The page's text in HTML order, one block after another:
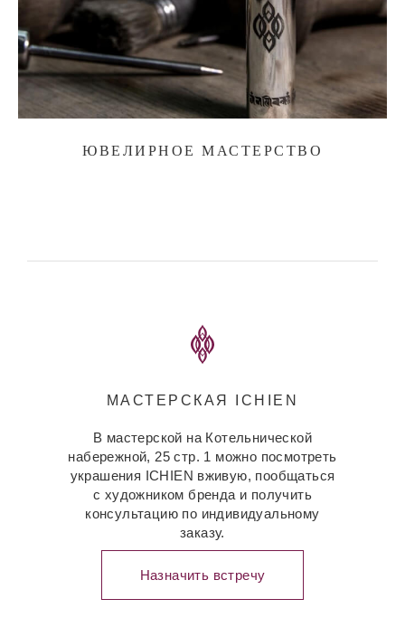
ЮВЕЛИРНОЕ МАСТЕРСТВО
МАСТЕРСКАЯ ICHIEN
В мастерской на Котельнической
набережной, 25 стр. 1 можно посмотреть
украшения ICHIEN вживую, пообщаться
с художником бренда и получить
консультацию по индивидуальному
заказу.
Назначить встречу